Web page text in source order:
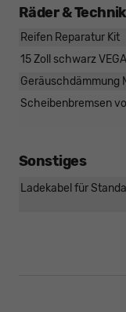
Räder & Technik
Reifen Reparatur Kit
15 Zoll schwarz
Geräuschdämmung
Scheibenbremsen
Sonstiges
Ladekabel für